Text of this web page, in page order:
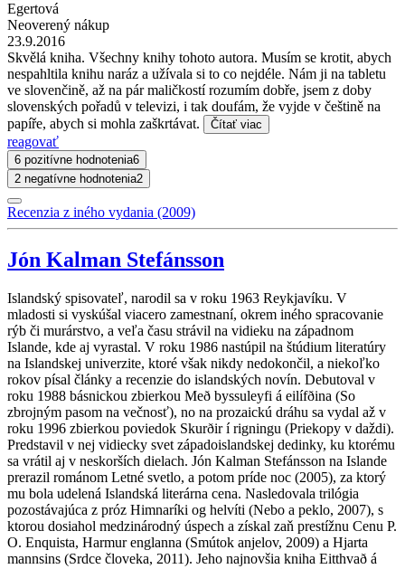
Egertová
Neoverený nákup
23.9.2016
Skvělá kniha. Všechny knihy tohoto autora. Musím se krotit, abych
nespahltila knihu naráz a užívala si to co nejdéle. Nám ji na tabletu
ve slovenčině, až na pár maličkostí rozumím dobře, jsem z doby
slovenských pořadů v televizi, i tak doufám, že vyjde v češtině na
papíře, abych si mohla zaškrtávat.
Čítať viac
reagovať
6 pozitívne hodnotenia6
2 negatívne hodnotenia2
Recenzia z iného vydania (2009)
Jón Kalman Stefánsson
Islandský spisovateľ, narodil sa v roku 1963 Reykjavíku. V
mladosti si vyskúšal viacero zamestnaní, okrem iného spracovanie
rýb či murárstvo, a veľa času strávil na vidieku na západnom
Islande, kde aj vyrastal. V roku 1986 nastúpil na štúdium literatúry
na Islandskej univerzite, ktoré však nikdy nedokončil, a niekoľko
rokov písal články a recenzie do islandských novín. Debutoval v
roku 1988 básnickou zbierkou Með byssuleyfi á eilífðina (So
zbrojným pasom na večnosť), no na prozaickú dráhu sa vydal až v
roku 1996 zbierkou poviedok Skurðir í rigningu (Priekopy v daždi).
Predstavil v nej vidiecky svet západoislandskej dedinky, ku ktorému
sa vrátil aj v neskorších dielach. Jón Kalman Stefánsson na Islande
prerazil románom Letné svetlo, a potom príde noc (2005), za ktorý
mu bola udelená Islandská literárna cena. Nasledovala trilógia
pozostávajúca z próz Himnaríki og helvíti (Nebo a peklo, 2007), s
ktorou dosiahol medzinárodný úspech a získal zaň prestížnu Cenu P.
O. Enquista, Harmur englanna (Smútok anjelov, 2009) a Hjarta
mannsins (Srdce človeka, 2011). Jeho najnovšia kniha Eitthvað á